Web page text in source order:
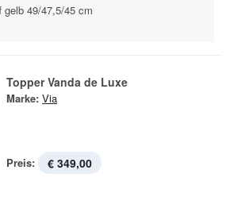
gelb 49/47,5/45 cm
Topper Vanda de Luxe
Marke: Via
Preis: € 349,00